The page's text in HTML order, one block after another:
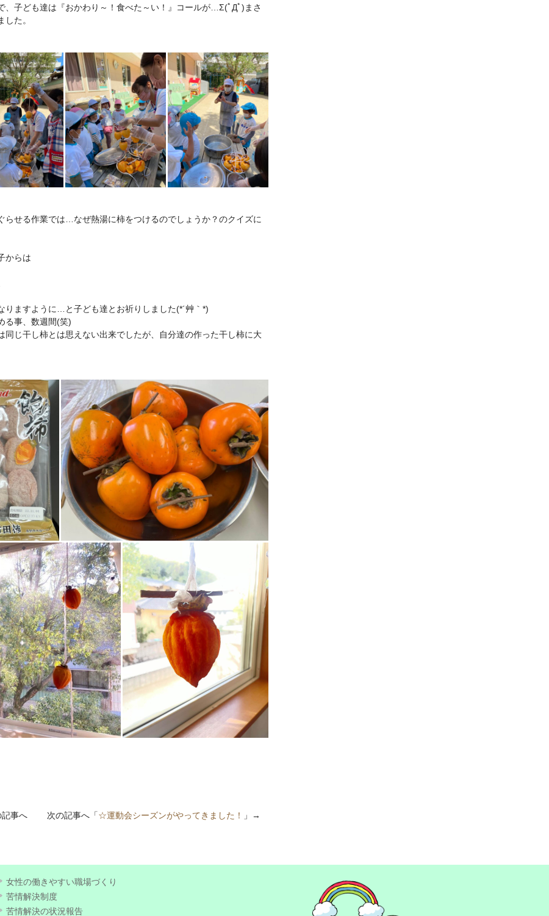
、子ども達は『おかわり～！食べた～い！』コールが…Σ(ﾟДﾟ)まさ
た。
らせる作業では…なぜ熱湯に柿をつけるのでしょうか？のクイズに
からは
りますように…と子ども達とお祈りしました(*´艸｀*)
る事、数週間(笑)
同じ干し柿とは思えない出来でしたが、自分達の作った干し柿に大
記事へ 次の記事へ「☆運動会シーズンがやってきました！ 」→
女性の働きやすい職場づくり
苦情解決制度
苦情解決の状況報告